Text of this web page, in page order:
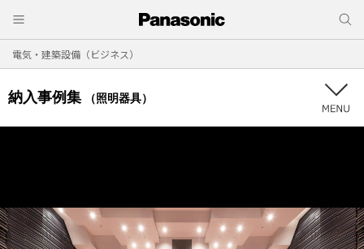
電気・建築設備（ビジネス）
納入事例集 （照明器具）